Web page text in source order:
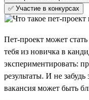
✅ Участие в конкурсах
Пет-проект может
тебя из новичка в
экспериментировать:
результаты. И не
вакансия может быть